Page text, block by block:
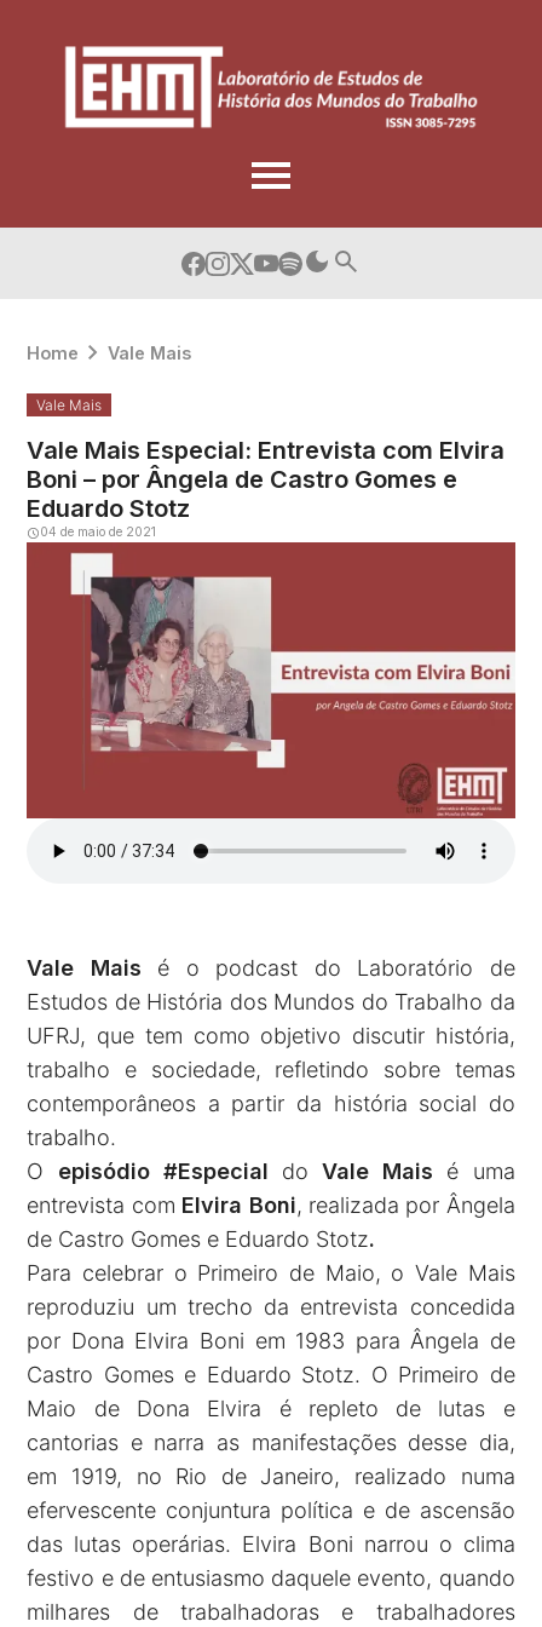
Home Vale Mais
Vale Mais
Vale Mais Especial: Entrevista com Elvira
Boni – por Ângela de Castro Gomes e
Eduardo Stotz
04 de maio de 2021
Vale Mais é o podcast do Laboratório de
Estudos de História dos Mundos do Trabalho da
UFRJ, que tem como objetivo discutir história,
trabalho e sociedade, refletindo sobre temas
contemporâneos a partir da história social do
trabalho.
O episódio #Especial doVale Mais é uma
entrevista com Elvira Boni, realizada por Ângela
de Castro Gomes e Eduardo Stotz.
Para celebrar o Primeiro de Maio, o Vale Mais
reproduziu um trecho da entrevista concedida
por Dona Elvira Boni em 1983 para Ângela de
Castro Gomes e Eduardo Stotz. O Primeiro de
Maio de Dona Elvira é repleto de lutas e
cantorias e narra as manifestações desse dia,
em 1919, no Rio de Janeiro, realizado numa
efervescente conjuntura política e de ascensão
das lutas operárias. Elvira Boni narrou o clima
festivo e de entusiasmo daquele evento, quando
milhares de trabalhadoras e trabalhadores